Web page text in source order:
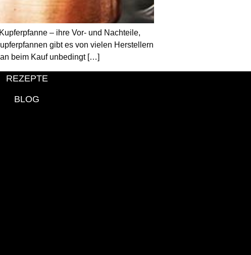
– ihre Vor- und Nachteile,
gibt es von vielen Herstellern
beim Kauf unbedingt […]
REZEPTE
BLOG